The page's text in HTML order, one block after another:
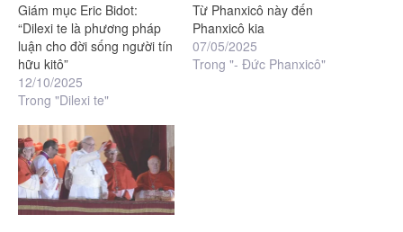
Giám mục Eric Bidot:
“Dilexi te là phương pháp
luận cho đời sống người tín
hữu kitô”
12/10/2025
Trong "Dilexi te"
Từ Phanxicô này đến
Phanxicô kia
07/05/2025
Trong "- Đức Phanxicô"